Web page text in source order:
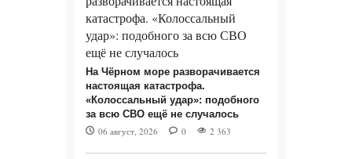
На Чёрном море разворачивается
настоящая катастрофа.
«Колоссальный удар»: подобного
за всю СВО ещё не случалось
06 август, 2026
0 2 363